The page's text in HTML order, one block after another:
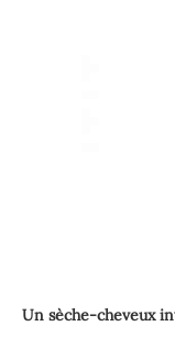
Un sèche-cheveux